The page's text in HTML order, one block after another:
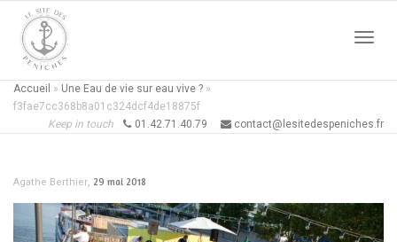
Accueil » Une Eau de vie sur eau vive ? »
f3fae7cc368b8a01c324dcf4de18875f
Keep in touch
01.42.71.40.79 contact@lesitedespeniches.fr
Agathe Berthier, 29 mai 2018